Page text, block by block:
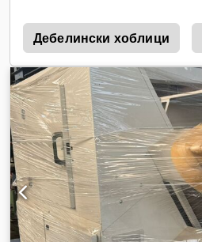
Дебелински хоблици